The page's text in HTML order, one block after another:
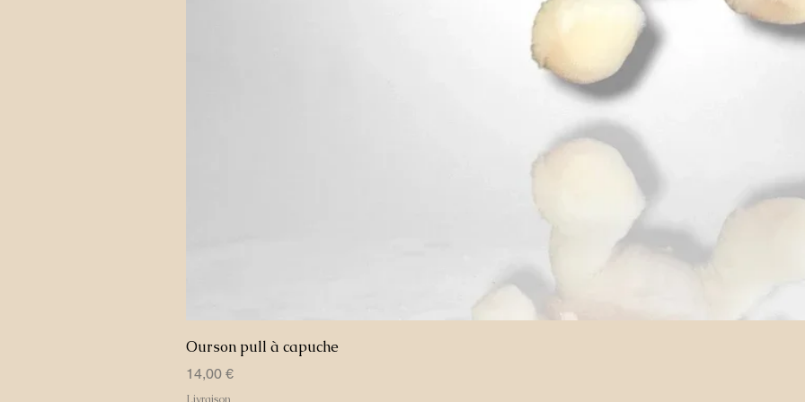
Ourson pull à capuche
Prix
14,00 €
Livraison